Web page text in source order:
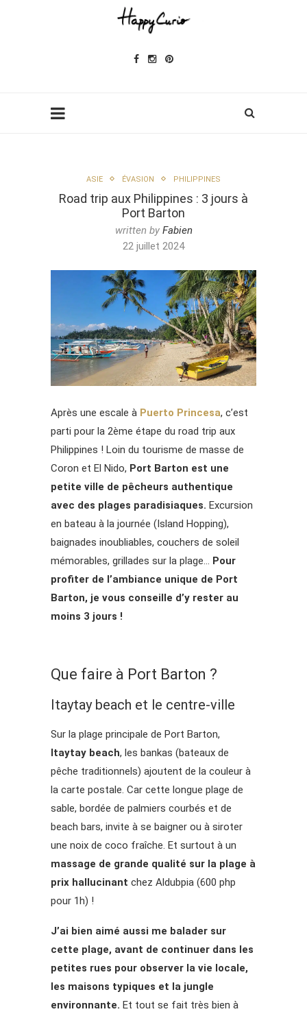
ASIE ÉVASION PHILIPPINES
Road trip aux Philippines : 3 jours à
Port Barton
written by Fabien
22 juillet 2024
Après une escale à Puerto Princesa, c’est
parti pour la 2ème étape du road trip aux
Philippines ! Loin du tourisme de masse de
Coron et El Nido, Port Barton est une
petite ville de pêcheurs authentique
avec des plages paradisiaques. Excursion
en bateau à la journée (Island Hopping),
baignades inoubliables, couchers de soleil
mémorables, grillades sur la plage… Pour
profiter de l’ambiance unique de Port
Barton, je vous conseille d’y rester au
moins 3 jours !
Que faire à Port Barton ?
Itaytay beach et le centre-ville
Sur la plage principale de Port Barton,
Itaytay beach, les bankas (bateaux de
pêche traditionnels) ajoutent de la couleur à
la carte postale. Car cette longue plage de
sable, bordée de palmiers courbés et de
beach bars, invite à se baigner ou à siroter
une noix de coco fraîche. Et surtout à un
massage de grande qualité sur la plage à
prix hallucinant chez Aldubpia (600 php
pour 1h) !
J’ai bien aimé aussi me balader sur
cette plage, avant de continuer dans les
petites rues pour observer la vie locale,
les maisons typiques et la jungle
environnante. Et tout se fait très bien à